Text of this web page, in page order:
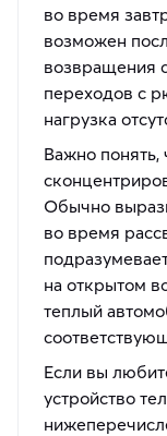
во время
возможен
возвращения
переходов с
нагрузка
Важно понять,
Обычно
во время
на открытом
теплый
Если вы
устройство